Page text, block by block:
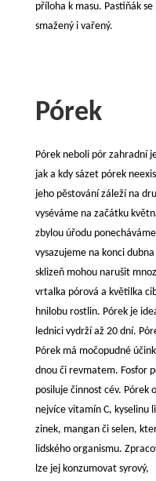
příloha k masu. Pastiňák
smažený i vařený.
Pórek
Pórek neboli pór zahradní
jak a kdy sázet pórek
jeho pěstování záleží na
vyséváme na začátku
zbylou úřodu
vysazujeme na konci
sklizeň mohou narušit
vrtalka pórová a květilka
hnilobu rostlin. Pórek je
lednici vydrží až 20 dní.
Pórek má močopudné
dnou či revmatem. Fosfor
posiluje činnost cév. Pórek
nejvíce vitamín C, kyselinu
zinek, mangan či selen,
lidského organismu.
lze jej konzumovat syrový,